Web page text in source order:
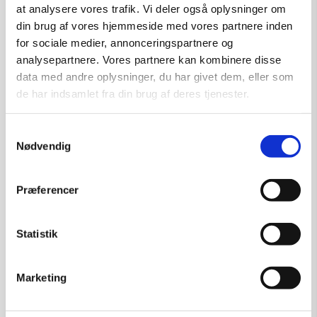
at analysere vores trafik. Vi deler også oplysninger om
din brug af vores hjemmeside med vores partnere inden
for sociale medier, annonceringspartnere og
analysepartnere. Vores partnere kan kombinere disse
data med andre oplysninger, du har givet dem, eller som
de har indsamlet fra din brug af deres tjenester.
Nødvendig
Præferencer
Statistik
MarketingGrafik af Jens Heller: Dame
Kunstner: Diverse kunstnere – grafik